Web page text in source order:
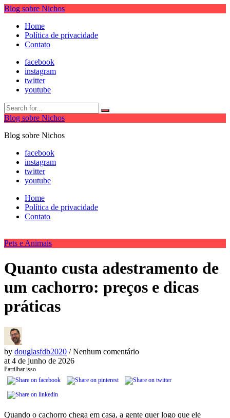
Blog sobre Nichos
Home
Política de privacidade
Contato
facebook
instagram
twitter
youtube
Blog sobre Nichos
Blog sobre Nichos
facebook
instagram
twitter
youtube
Home
Política de privacidade
Contato
Pets e Animais
Quanto custa adestramento de
um cachorro: preços e dicas
práticas
by douglasfdb2020 / Nenhum comentário
at 4 de junho de 2026
Partilhar isso
Quando o cachorro chega em casa, a gente quer logo que ele